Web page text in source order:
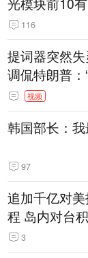
界人士：想“
116
提词器突然
调侃特朗普
人，把这当成
视频
韩国部长：
97
追加千亿对
程 岛内对台
忧加剧
3